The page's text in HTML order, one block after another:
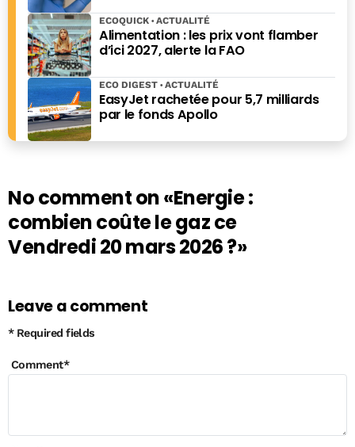
avant l’Apocalypse », paru chez Ring en 2021, mais aussi
"Les grands esprits ont toujours tort", "Pourquoi les
rayures ont-elles des zèbres", "Pourquoi les bois ont-ils
des cerfs", "Histoires bêtes" (Editions du Moment) ou
encore du " Guide des bécébranchés" (L'Archipel).
Alimentation : les prix vont flamber
d’ici 2027, alerte la FAO
ECOQUICK ACTUALITÉ
EasyJet rachetée pour 5,7 milliards
par le fonds Apollo
ECO DIGEST ACTUALITÉ
No comment on«Energie :
combien coûte le gaz ce
Vendredi 20 mars 2026 ?»
Leave a comment
* Required fields
Comment*